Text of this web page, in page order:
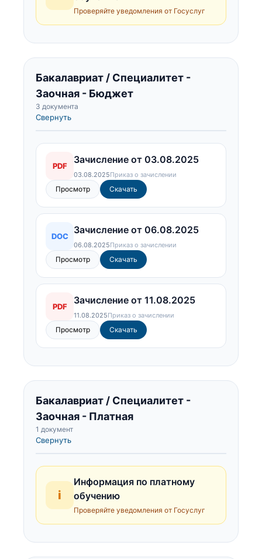
Проверяйте уведомления от Госуслуг
Бакалавриат / Специалитет -
Заочная - Бюджет
3 документа
Свернуть
PDF
Зачисление от 03.08.2025
03.08.2025Приказ о зачислении
Просмотр Скачать
DOC
Зачисление от 06.08.2025
06.08.2025Приказ о зачислении
Просмотр Скачать
PDF
Зачисление от 11.08.2025
11.08.2025Приказ о зачислении
Просмотр Скачать
Бакалавриат / Специалитет -
Заочная - Платная
1 документ
Свернуть
i
Информация по платному
обучению
Проверяйте уведомления от Госуслуг